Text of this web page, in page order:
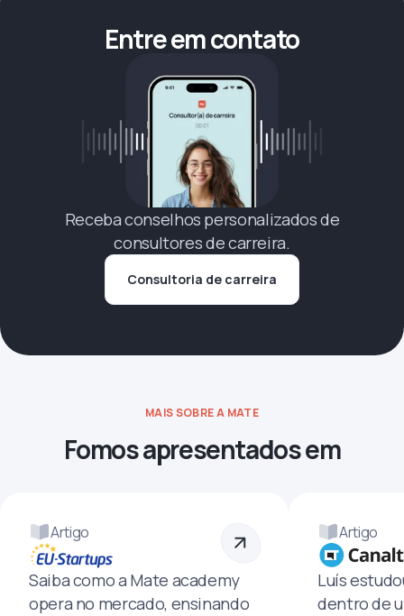
Entre em contato
Receba conselhos personalizados de
consultores de carreira.
Consultoria de carreira
MAIS SOBRE A MATE
Fomos apresentados em
Artigo
Saiba como a Mate academy
opera no mercado, ensinando
Artigo
Luís
dentro de